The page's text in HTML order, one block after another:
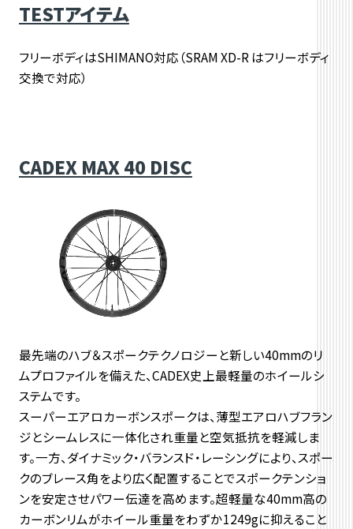
TESTアイテム
フリーボディはSHIMANO対応（SRAM XD-R はフリーボディ
交換で対応）
CADEX MAX 40 DISC
最先端のハブ＆スポークテクノロジーと新しい40mmのリ
ムプロファイルを備えた、CADEX史上最軽量のホイールシ
ステムです。
スーパーエアロカーボンスポークは、薄型エアロハブフラン
ジとシームレスに一体化され重量と空気抵抗を軽減しま
す。一方、ダイナミック・バランスド・レーシングにより、スポー
クのブレース角をより広く配置することでスポークテンショ
ンを安定させパワー伝達を高めます。超軽量な40mm高の
カーボンリムがホイール重量をわずか1249gに抑えること